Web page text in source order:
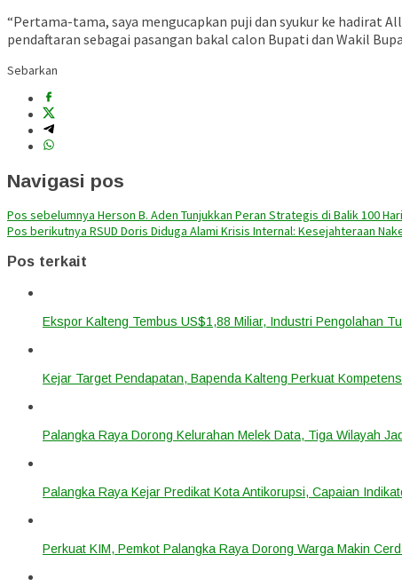
“Pertama-tama, saya mengucapkan puji dan syukur ke hadirat
pendaftaran sebagai pasangan bakal calon Bupati dan Wakil
Sebarkan
Navigasi pos
Pos sebelumnya Herson B. Aden Tunjukkan Peran Strategis di Balik 100
Pos berikutnya RSUD Doris Diduga Alami Krisis Internal: Kesejahteraan
Pos terkait
Ekspor Kalteng Tembus US$1,88 Miliar, Industri Pengolahan
Kejar Target Pendapatan, Bapenda Kalteng Perkuat
Palangka Raya Dorong Kelurahan Melek Data, Tiga Wilayah
Palangka Raya Kejar Predikat Kota Antikorupsi, Capaian
Perkuat KIM, Pemkot Palangka Raya Dorong Warga Makin